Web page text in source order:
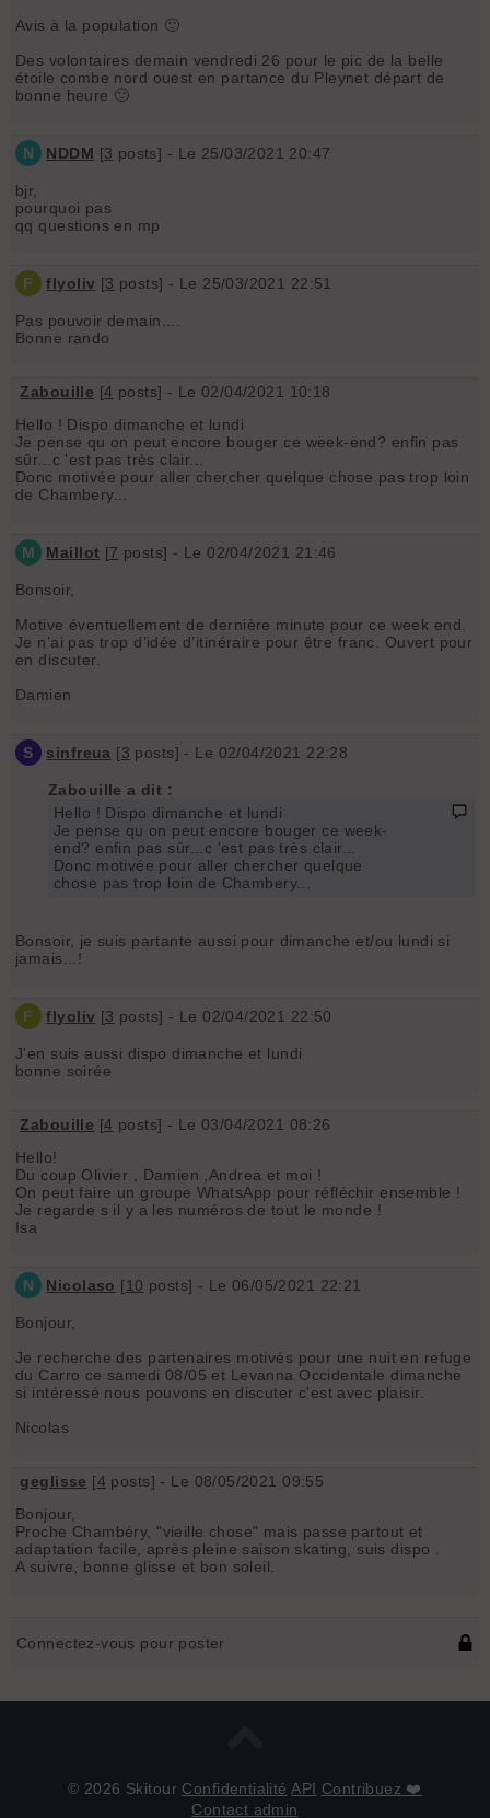
Avis à la population 🙂
Des volontaires demain vendredi 26 pour le pic de la belle
étoile combe nord ouest en partance du Pleynet départ de
bonne heure 🙂
N NDDM [3 posts] - Le 25/03/2021 20:47
bjr,
pourquoi pas
qq questions en mp
F flyoliv [3 posts] - Le 25/03/2021 22:51
Pas pouvoir demain....
Bonne rando
Zabouille [4 posts] - Le 02/04/2021 10:18
Hello ! Dispo dimanche et lundi
Je pense qu on peut encore bouger ce week-end? enfin pas
sûr...c 'est pas très clair...
Donc motivée pour aller chercher quelque chose pas trop loin
de Chambery...
M Maillot [7 posts] - Le 02/04/2021 21:46
Bonsoir,
Motive éventuellement de dernière minute pour ce week end.
Je n’ai pas trop d’idée d’itinéraire pour être franc. Ouvert pour
en discuter.
Damien
S sinfreua [3 posts] - Le 02/04/2021 22:28
Zabouille a dit :
Hello ! Dispo dimanche et lundi
Je pense qu on peut encore bouger ce week-
end? enfin pas sûr...c 'est pas très clair...
Donc motivée pour aller chercher quelque
chose pas trop loin de Chambery...
Bonsoir, je suis partante aussi pour dimanche et/ou lundi si
jamais...!
F flyoliv [3 posts] - Le 02/04/2021 22:50
J'en suis aussi dispo dimanche et lundi
bonne soirée
Zabouille [4 posts] - Le 03/04/2021 08:26
Hello!
Du coup Olivier , Damien ,Andrea et moi !
On peut faire un groupe WhatsApp pour réfléchir ensemble !
Je regarde s il y a les numéros de tout le monde !
Isa
N Nicolaso [10 posts] - Le 06/05/2021 22:21
Bonjour,
Je recherche des partenaires motivés pour une nuit en refuge
du Carro ce samedi 08/05 et Levanna Occidentale dimanche
si intéressé nous pouvons en discuter c'est avec plaisir.
Nicolas
geglisse [4 posts] - Le 08/05/2021 09:55
Bonjour,
Proche Chambéry, "vieille chose" mais passe partout et
adaptation facile, après pleine saison skating, suis dispo .
A suivre, bonne glisse et bon soleil.
Connectez-vous pour poster
© 2026 Skitour Confidentialité API Contribuez ❤️
Contact admin